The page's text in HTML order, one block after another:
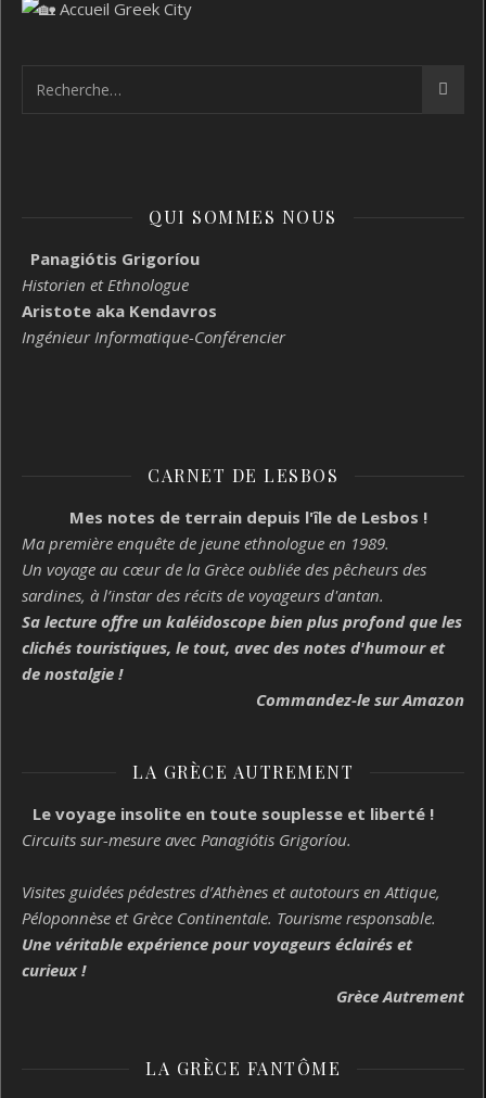
QUI SOMMES NOUS
Panagiótis Grigoríou
Historien et Ethnologue
Aristote aka Kendavros
Ingénieur Informatique-Conférencier
CARNET DE LESBOS
Mes notes de terrain depuis l'île de Lesbos !
Ma première enquête de jeune ethnologue en 1989.
Un voyage au cœur de la Grèce oubliée des pêcheurs des
sardines, à l’instar des récits de voyageurs d'antan.
Sa lecture offre un kaléidoscope bien plus profond que les
clichés touristiques, le tout, avec des notes d'humour et
de nostalgie !
Commandez-le sur Amazon
LA GRÈCE AUTREMENT
Le voyage insolite en toute souplesse et liberté !
Circuits sur-mesure avec Panagiótis Grigoríou.
Visites guidées pédestres d’Athènes et autotours en Attique,
Péloponnèse et Grèce Continentale. Tourisme responsable.
Une véritable expérience pour voyageurs éclairés et
curieux !
Grèce Autrement
LA GRÈCE FANTÔME